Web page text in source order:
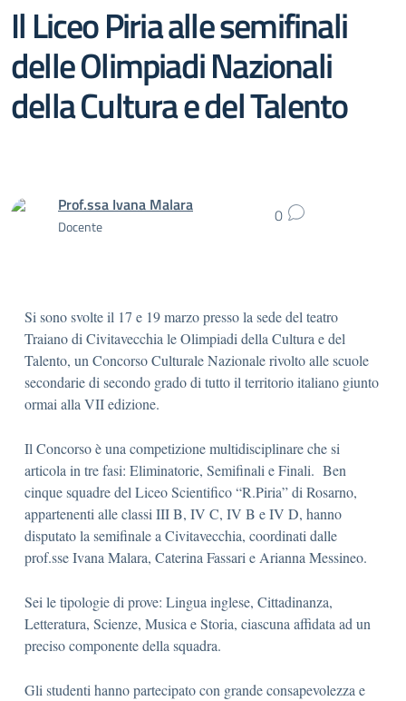
Il Liceo Piria alle semifinali
delle Olimpiadi Nazionali
della Cultura e del Talento
Prof.ssa Ivana Malara
Docente 0
Si sono svolte il 17 e 19 marzo presso la sede del teatro
Traiano di Civitavecchia le Olimpiadi della Cultura e del
Talento, un Concorso Culturale Nazionale rivolto alle scuole
secondarie di secondo grado di tutto il territorio italiano giunto
ormai alla VII edizione.
Il Concorso è una competizione multidisciplinare che si
articola in tre fasi: Eliminatorie, Semifinali e Finali. Ben
cinque squadre del Liceo Scientifico “R.Piria” di Rosarno,
appartenenti alle classi III B, IV C, IV B e IV D, hanno
disputato la semifinale a Civitavecchia, coordinati dalle
prof.sse Ivana Malara, Caterina Fassari e Arianna Messineo.
Sei le tipologie di prove: Lingua inglese, Cittadinanza,
Letteratura, Scienze, Musica e Storia, ciascuna affidata ad un
preciso componente della squadra.
Gli studenti hanno partecipato con grande consapevolezza e